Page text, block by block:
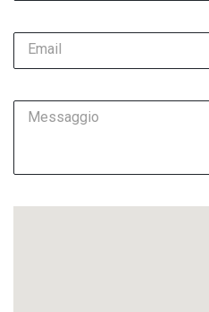
Email
Messaggio